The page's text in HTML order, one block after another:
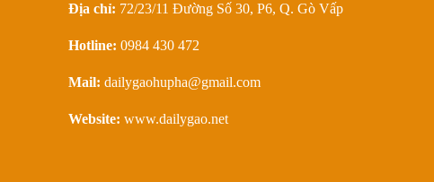
Địa chỉ: 72/23/11 Đường Số 30, P6, Q. Gò Vấp
Hotline: 0984 430 472
Mail: dailygaohupha@gmail.com
Website: www.dailygao.net